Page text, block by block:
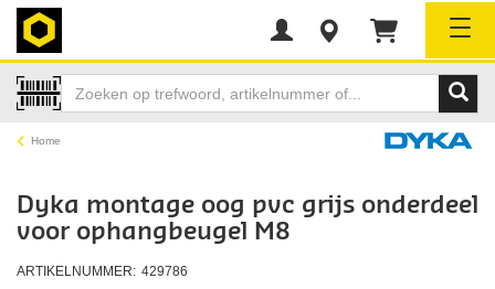
Home
Dyka montage oog pvc grijs onderdeel
voor ophangbeugel M8
ARTIKELNUMMER: 429786